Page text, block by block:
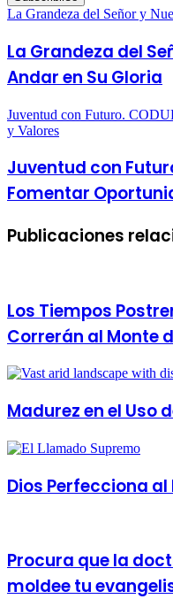
La Grandeza del Señor y
La Grandeza del
Andar en Su Gloria
Juventud con Futuro.
y Valores
Juventud con
Fomentar
Publicaciones
Los Tiempos
Correrán al Monte
Madurez en el Uso
Dios Perfecciona
Procura que la
moldee tu